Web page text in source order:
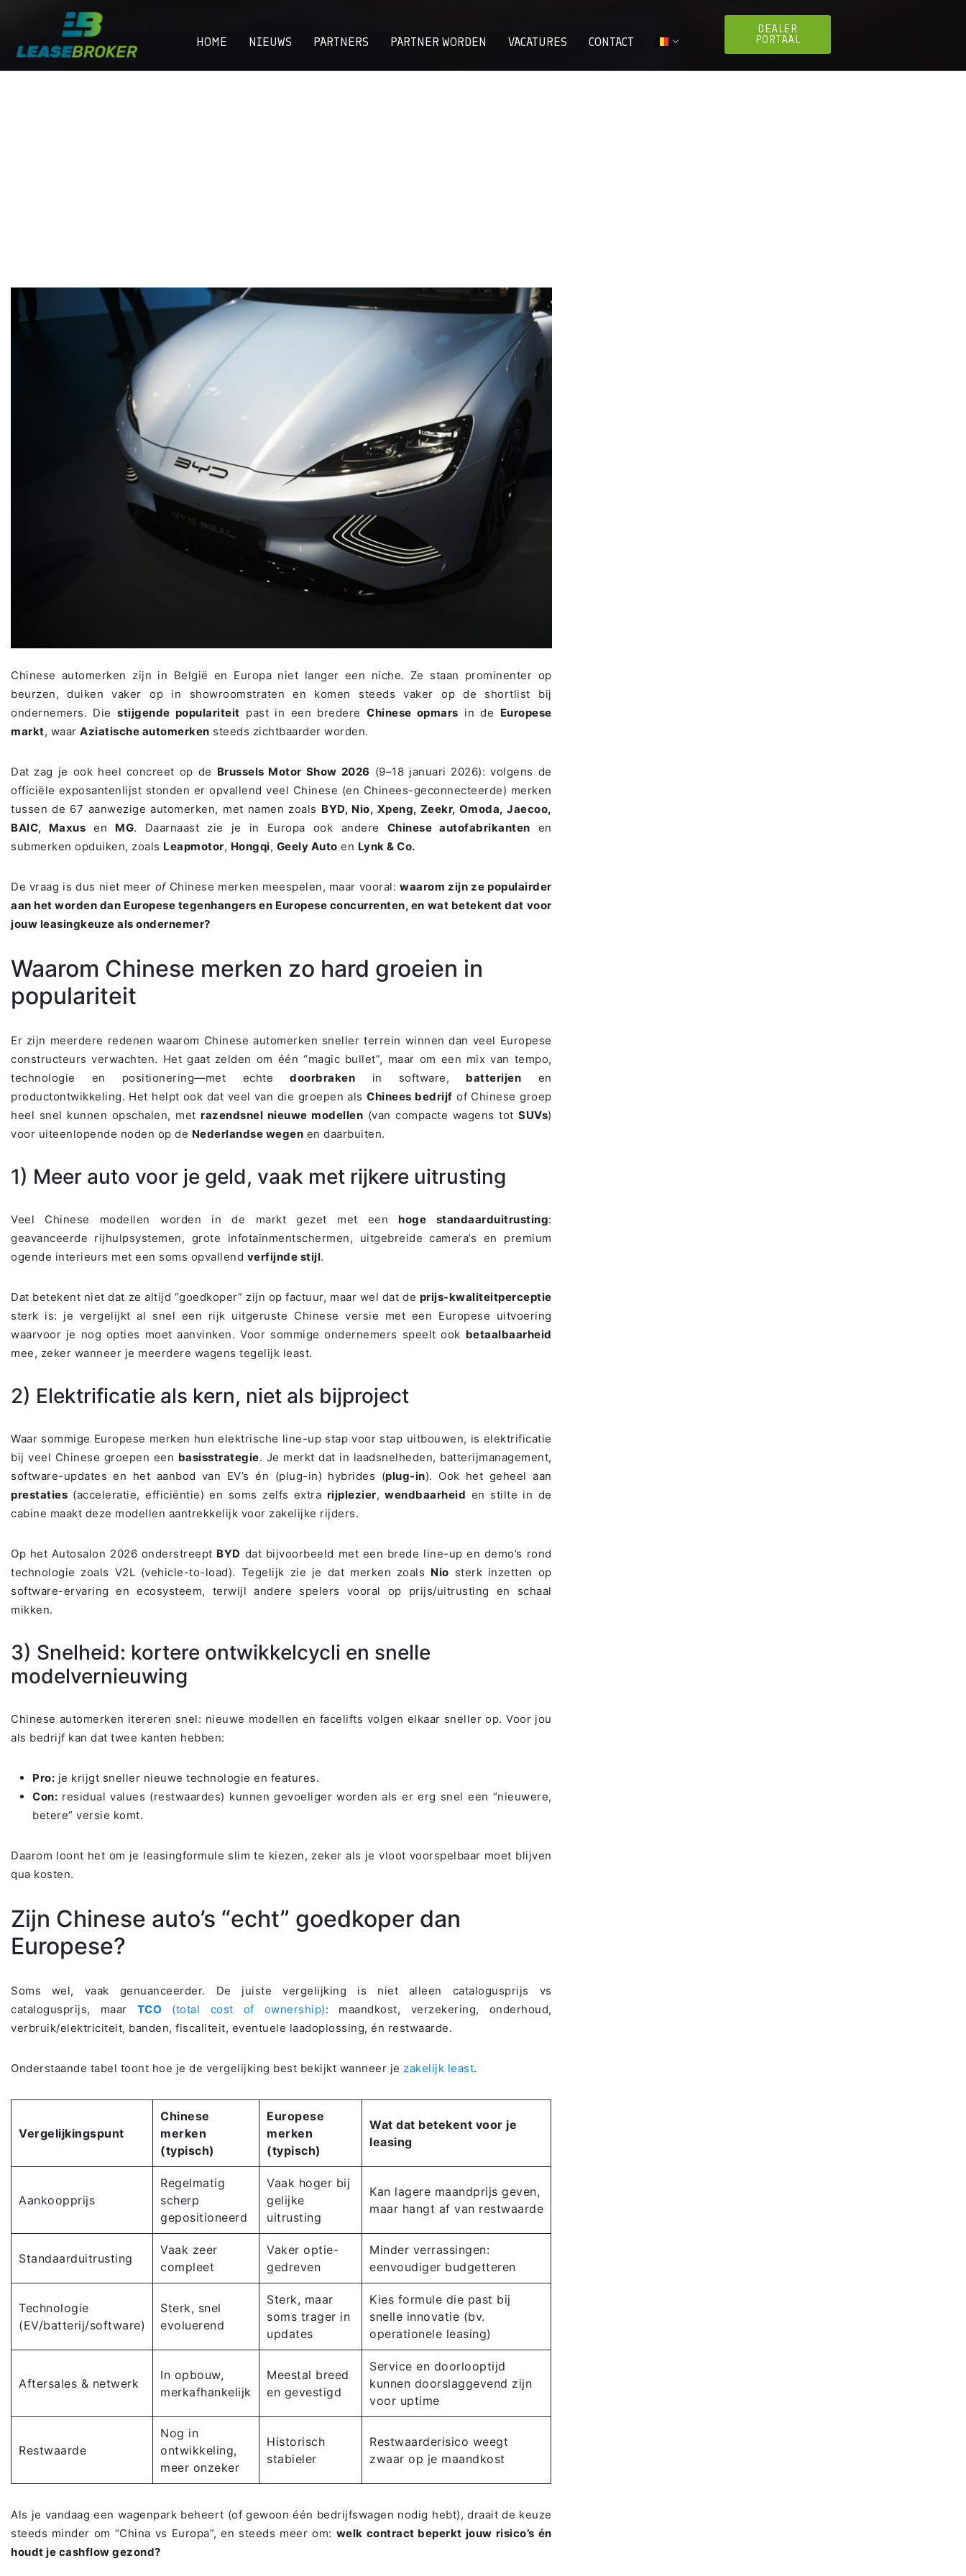
HOME NIEUWS PARTNERS PARTNER WORDEN VACATURES CONTACT
DEALER
PORTAAL
Chinese automerken zijn in België en Europa niet langer een niche. Ze staan prominenter op
beurzen, duiken vaker op in showroomstraten en komen steeds vaker op de shortlist bij
ondernemers. Diestijgende populariteit past in een bredereChinese opmars in de Europese
markt, waar Aziatische automerken steeds zichtbaarder worden.
Dat zag je ook heel concreet op de Brussels Motor Show 2026 (9–18 januari 2026): volgens de
officiële exposantenlijst stonden er opvallend veel Chinese (en Chinees-geconnecteerde) merken
tussen de 67 aanwezige automerken, met namen zoals BYD, Nio, Xpeng, Zeekr, Omoda, Jaecoo,
BAIC, Maxus en MG. Daarnaast zie je in Europa ook andere Chinese autofabrikanten en
submerken opduiken, zoals Leapmotor, Hongqi, Geely Auto en Lynk & Co.
De vraag is dus niet meer ofChinese merken meespelen, maar vooral:waarom zijn ze populairder
aan het worden dan Europese tegenhangers en Europese concurrenten, en wat betekent dat voor
jouw leasingkeuze als ondernemer?
Waarom Chinese merken zo hard groeien in
populariteit
Er zijn meerdere redenen waarom Chinese automerken sneller terrein winnen dan veel Europese
constructeurs verwachten. Het gaat zelden om één “magic bullet”, maar om een mix van tempo,
technologie en positionering—met echtedoorbraken in software, batterijen en
productontwikkeling. Het helpt ook dat veel van die groepen alsChinees bedrijf of Chinese groep
heel snel kunnen opschalen, metrazendsnel nieuwe modellen (van compacte wagens totSUVs)
voor uiteenlopende noden op de Nederlandse wegen en daarbuiten.
1) Meer auto voor je geld, vaak met rijkere uitrusting
Veel Chinese modellen worden in de markt gezet met eenhoge standaarduitrusting:
geavanceerde rijhulpsystemen, grote infotainmentschermen, uitgebreide camera’s en premium
ogende interieurs met een soms opvallend verfijnde stijl.
Dat betekent niet dat ze altijd “goedkoper” zijn op factuur, maar wel dat de prijs-kwaliteitperceptie
sterk is: je vergelijkt al snel een rijk uitgeruste Chinese versie met een Europese uitvoering
waarvoor je nog opties moet aanvinken. Voor sommige ondernemers speelt ook betaalbaarheid
mee, zeker wanneer je meerdere wagens tegelijk least.
2) Elektrificatie als kern, niet als bijproject
Waar sommige Europese merken hun elektrische line-up stap voor stap uitbouwen, is elektrificatie
bij veel Chinese groepen een basisstrategie. Je merkt dat in laadsnelheden, batterijmanagement,
software-updates en het aanbod van EV’s én (plug-in) hybrides (plug-in). Ook het geheel aan
prestaties (acceleratie, efficiëntie) en soms zelfs extra rijplezier,wendbaarheid en stilte in de
cabine maakt deze modellen aantrekkelijk voor zakelijke rijders.
Op het Autosalon 2026 onderstreept BYD dat bijvoorbeeld met een brede line-up en demo’s rond
technologie zoals V2L (vehicle-to-load). Tegelijk zie je dat merken zoals Nio sterk inzetten op
software-ervaring en ecosysteem, terwijl andere spelers vooral op prijs/uitrusting en schaal
mikken.
3) Snelheid: kortere ontwikkelcycli en snelle
modelvernieuwing
Chinese automerken itereren snel: nieuwe modellen en facelifts volgen elkaar sneller op. Voor jou
als bedrijf kan dat twee kanten hebben:
Pro: je krijgt sneller nieuwe technologie en features.
Con: residual values (restwaardes) kunnen gevoeliger worden als er erg snel een “nieuwere,
betere” versie komt.
Daarom loont het om je leasingformule slim te kiezen, zeker als je vloot voorspelbaar moet blijven
qua kosten.
Zijn Chinese auto’s “echt” goedkoper dan
Europese?
Soms wel, vaak genuanceerder. De juiste vergelijking is niet alleen catalogusprijs vs
catalogusprijs, maar TCO (total cost of ownership): maandkost, verzekering, onderhoud,
verbruik/elektriciteit, banden, fiscaliteit, eventuele laadoplossing, én restwaarde.
Onderstaande tabel toont hoe je de vergelijking best bekijkt wanneer je zakelijk least.
Vergelijkingspunt
Chinese
merken
(typisch)
Europese
merken
(typisch)
Wat dat betekent voor je
leasing
Aankoopprijs
Regelmatig
scherp
gepositioneerd
Vaak hoger bij
gelijke
uitrusting
Kan lagere maandprijs geven,
maar hangt af van restwaarde
Standaarduitrusting
Vaak zeer
compleet
Vaker optie-
gedreven
Minder verrassingen:
eenvoudiger budgetteren
Technologie
(EV/batterij/software)
Sterk, snel
evoluerend
Sterk, maar
soms trager in
updates
Kies formule die past bij
snelle innovatie (bv.
operationele leasing)
Aftersales & netwerk
In opbouw,
merkafhankelijk
Meestal breed
en gevestigd
Service en doorlooptijd
kunnen doorslaggevend zijn
voor uptime
Restwaarde
Nog in
ontwikkeling,
meer onzeker
Historisch
stabieler
Restwaarderisico weegt
zwaar op je maandkost
Als je vandaag een wagenpark beheert (of gewoon één bedrijfswagen nodig hebt), draait de keuze
steeds minder om “China vs Europa”, en steeds meer om: welk contract beperkt jouw risico’s én
houdt je cashflow gezond?